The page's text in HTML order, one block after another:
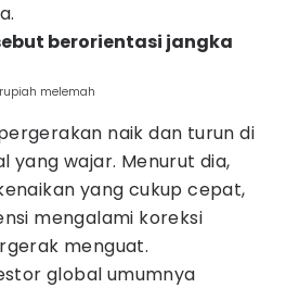
berorientasi jangka
melemah
naik dan turun di
yang wajar. Menurut dia,
yang cukup cepat,
mengalami koreksi
menguat.
global umumnya